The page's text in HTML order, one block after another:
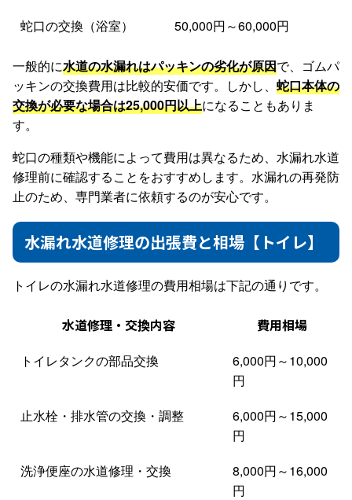
蛇口の交換（浴室）
50,000円～60,000円
一般的に水道の水漏れはパッキンの劣化が原因で、ゴムパ
ッキンの交換費用は比較的安価です。しかし、 蛇口本体の
交換が必要な場合は25,000円以上になることもありま
す。
蛇口の種類や機能によって費用は異なるため、水漏れ水道
修理前に確認することをおすすめします。水漏れの再発防
止のため、専門業者に依頼するのが安心です。
水漏れ水道修理の出張費と相場【トイレ】
トイレの水漏れ水道修理の費用相場は下記の通りです。
水道修理・交換内容 費用相場
トイレタンクの部品交換
6,000円～10,000
円
止水栓・排水管の交換・調整
6,000円～15,000
円
洗浄便座の水道修理・交換
8,000円～16,000
円